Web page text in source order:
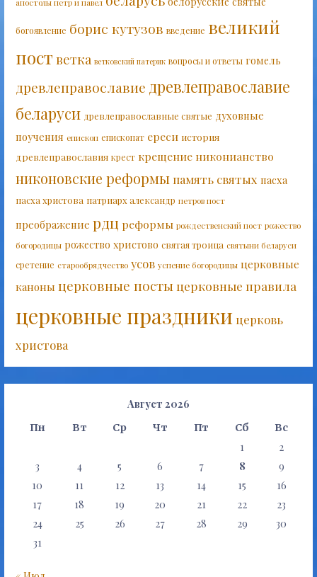
апостолы петр и павел
богоявление борис кутузов введение великий
постветка ветковский патерик вопросы и ответы гомель
древлеправославие древлеправославие
беларуси древлеправославные святые духовные
поучения епископ епископат ереси история
древлеправославия крест крещение никонианство
никоновские реформыпамять святых пасха
пасха христова патриарх александр петров пост
преображение рдц реформы рождественский пост рожество
богородицы рожество христово святая троица святыни беларуси
сретение старообрядчество усов успение богородицы церковные
каноны церковные постыцерковные правила
церковные праздникицерковь
христова
Август 2026
Пн Вт Ср Чт Пт Сб Вс
1
2
3
4 5 6 7 8
9
10
11 12 13 14 15
16
17
18 19 20 21 22
23
24
25 26 27 28 29
30
31